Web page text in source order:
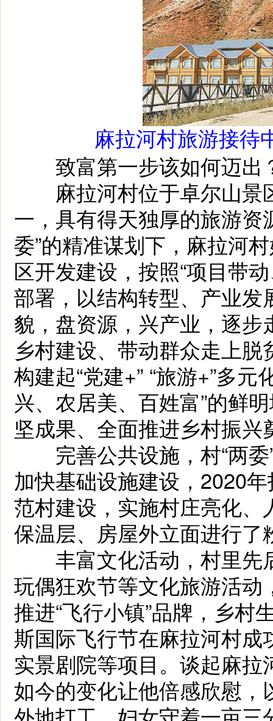
麻拉河村旅游接待
致富第一步该如何迈出
麻拉河村位于卓尔山景
一，具有得天独厚的旅游资
委”的精准谋划下，麻拉河
区开发建设，按照“项目带
部署，以结构转型、产业
貌，盘资源，兴产业，逐
乡村建设、带动群众走上
构建起“党建+” “旅游+”多
兴、农居美、百姓富”的鲜
坚成果、全面推进乡村振
完善公共设施，村“两委
加快基础设施建设，2020
范村建设，实施村庄亮化
保温层、房屋外立面进行
丰富文化活动，村里先
玩偶狂欢节等文化旅游活
推进“飞行小镇”品牌，乡村
斯国际飞行节在麻拉河村
实景剧院等项目。谈起麻
如今的变化让他倍感欣慰